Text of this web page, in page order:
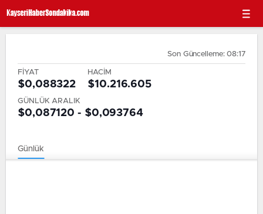
Son Güncelleme: 08:17
FİYAT
$0,088322
HACİM
$10.216.605
GÜNLÜK ARALIK
$0,087120 - $0,093764
Günlük